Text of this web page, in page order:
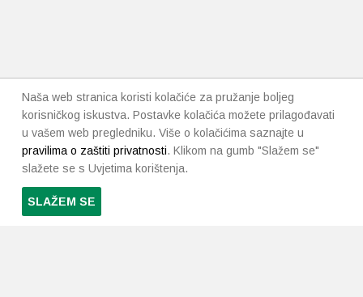
Naša web stranica koristi kolačiće za pružanje boljeg
korisničkog iskustva. Postavke kolačića možete prilagođavati
u vašem web pregledniku. Više o kolačićima saznajte u
pravilima o zaštiti privatnosti. Klikom na gumb "Slažem se"
slažete se s Uvjetima korištenja.
SLAŽEM SE